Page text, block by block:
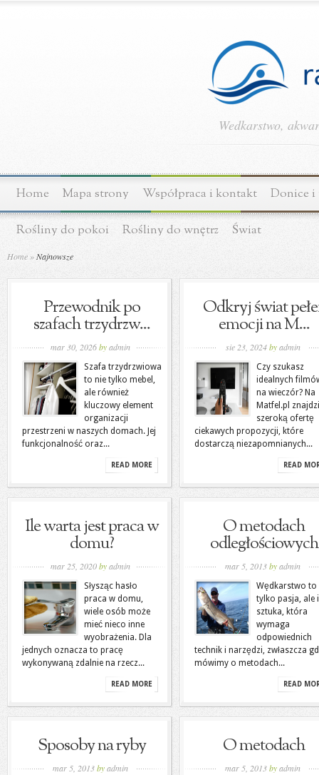
Wedkarstwo,
Home Mapa strony Współpraca i kontakt Donice i
Rośliny do pokoi Rośliny do wnętrz Świat
Home »Najnowsze
Przewodnik po
szafach trzydrzw...
mar 30, 2026byadmin
Szafa trzydrzwiowa
to nie tylko mebel,
ale również
kluczowy element
organizacji
przestrzeni w naszych domach. Jej
funkcjonalność oraz...
READ MORE
Odkryj świat
emocji na M...
sie 23, 2024by admin
Czy szukasz
idealnych
na wieczór? Na
Matfel.pl
szeroką ofertę
ciekawych propozycji, które
dostarczą niezapomnianych...
READ
Ile warta jest praca w
domu?
mar 25, 2020byadmin
Słysząc hasło
praca w domu,
wiele osób może
mieć nieco inne
wyobrażenia. Dla
jednych oznacza to pracę
wykonywaną zdalnie na rzecz...
READ MORE
O metodach
odległościowych
mar 5, 2013byadmin
Wędkarstwo to
tylko pasja, ale i
sztuka, która
wymaga
odpowiednich
technik i narzędzi, zwłaszcza
mówimy o metodach...
READ
Sposoby na ryby
mar 5, 2013byadmin
O metodach
mar 5, 2013byadmin